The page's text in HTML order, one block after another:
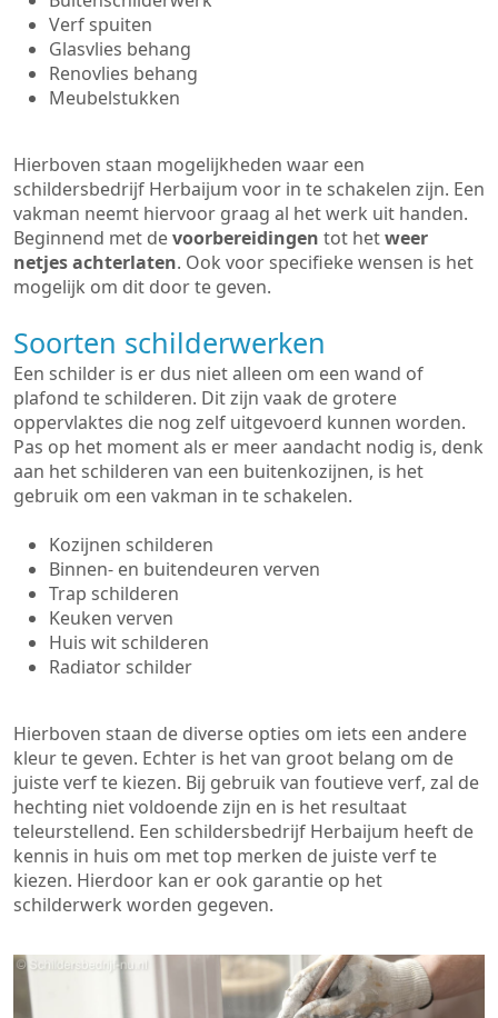
Verf spuiten
Glasvlies behang
Renovlies behang
Meubelstukken
Hierboven staan mogelijkheden waar een
schildersbedrijf Herbaijum voor in te schakelen zijn. Een
vakman neemt hiervoor graag al het werk uit handen.
Beginnend met devoorbereidingen tot hetweer
netjes achterlaten. Ook voor specifieke wensen is het
mogelijk om dit door te geven.
Soorten schilderwerken
Een schilder is er dus niet alleen om een wand of
plafond te schilderen. Dit zijn vaak de grotere
oppervlaktes die nog zelf uitgevoerd kunnen worden.
Pas op het moment als er meer aandacht nodig is, denk
aan het schilderen van een buitenkozijnen, is het
gebruik om een vakman in te schakelen.
Kozijnen schilderen
Binnen- en buitendeuren verven
Trap schilderen
Keuken verven
Huis wit schilderen
Radiator schilder
Hierboven staan de diverse opties om iets een andere
kleur te geven. Echter is het van groot belang om de
juiste verf te kiezen. Bij gebruik van foutieve verf, zal de
hechting niet voldoende zijn en is het resultaat
teleurstellend. Een schildersbedrijf Herbaijum heeft de
kennis in huis om met top merken de juiste verf te
kiezen. Hierdoor kan er ook garantie op het
schilderwerk worden gegeven.